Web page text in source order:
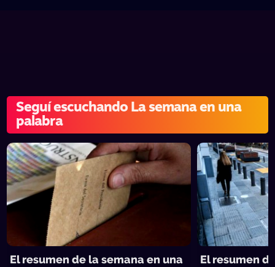
Seguí escuchando La semana en una
palabra
El resumen de la semana en una
El resumen